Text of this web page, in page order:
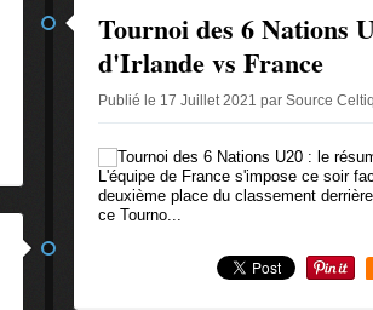
Tournoi des 6 Nations
d'Irlande vs France
Publié le 17 Juillet 2021 par Source
L'équipe de France s'impose ce soir
deuxième place du classement
ce Tourno...